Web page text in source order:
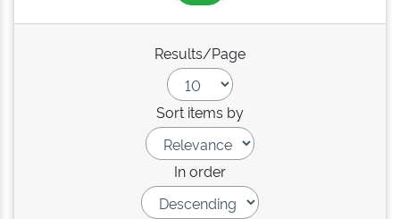
Results/Page
Sort items by
In order